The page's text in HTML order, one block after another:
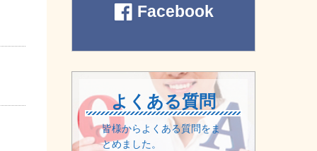
Facebook
よくある質問
皆様からよくある質問をま
とめました。